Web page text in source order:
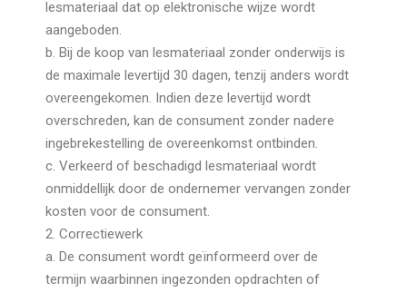
lesmateriaal dat op elektronische wijze wordt
aangeboden.
b. Bij de koop van lesmateriaal zonder onderwijs is
de maximale levertijd 30 dagen, tenzij anders wordt
overeengekomen. Indien deze levertijd wordt
overschreden, kan de consument zonder nadere
ingebrekestelling de overeenkomst ontbinden.
c. Verkeerd of beschadigd lesmateriaal wordt
onmiddellijk door de ondernemer vervangen zonder
kosten voor de consument.
2. Correctiewerk
a. De consument wordt geïnformeerd over de
termijn waarbinnen ingezonden opdrachten of